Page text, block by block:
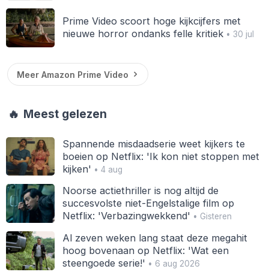
Prime Video scoort hoge kijkcijfers met
nieuwe horror ondanks felle kritiek• 30 jul
Meer Amazon Prime Video
🔥 Meest gelezen
Spannende misdaadserie weet kijkers te
boeien op Netflix: 'Ik kon niet stoppen met
kijken' • 4 aug
Noorse actiethriller is nog altijd de
succesvolste niet-Engelstalige film op
Netflix: 'Verbazingwekkend' • Gisteren
Al zeven weken lang staat deze megahit
hoog bovenaan op Netflix: 'Wat een
steengoede serie!' • 6 aug 2026